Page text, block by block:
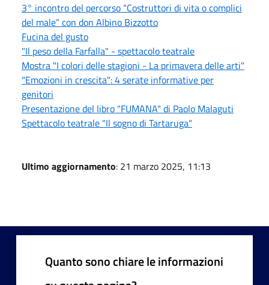
3° incontro del percorso “Costruttori di vita o complici
del male” con don Albino Bizzotto
Fucina del gusto
"Il peso della Farfalla" - spettacolo teatrale
Mostra "I colori delle stagioni - La primavera delle arti"
"Emozioni in crescita": 4 serate informative per
genitori
Presentazione del libro "FUMANA" di Paolo Malaguti
Spettacolo teatrale "Il sogno di Tartaruga"
Ultimo aggiornamento: 21 marzo 2025, 11:13
Quanto sono chiare le informazioni